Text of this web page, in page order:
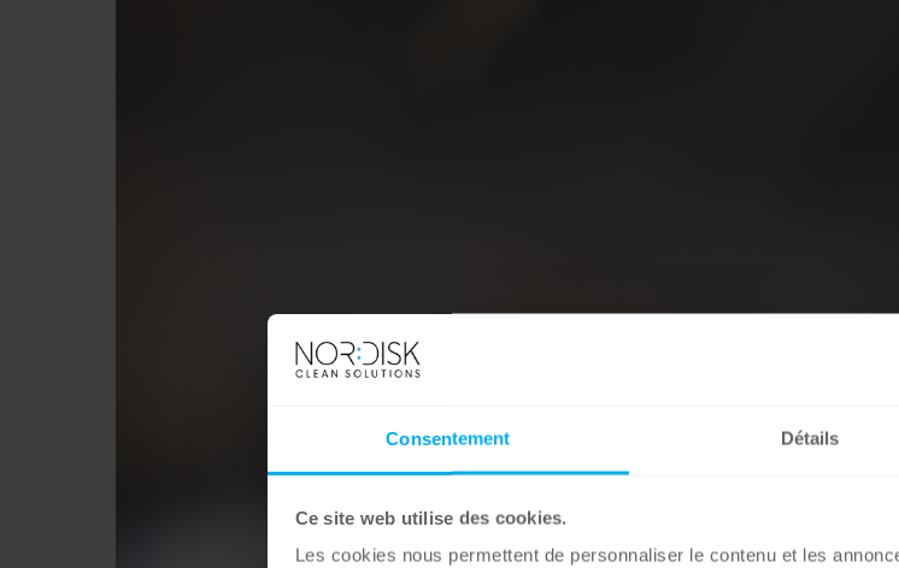
Consentement Détails
Ce site web utilise des cookies.
Les cookies nous permettent de personnaliser le contenu et les